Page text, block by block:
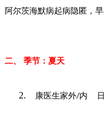
阿尔茨海默病起病隐匿，
二、 季节：夏天
康医生家外/内 日